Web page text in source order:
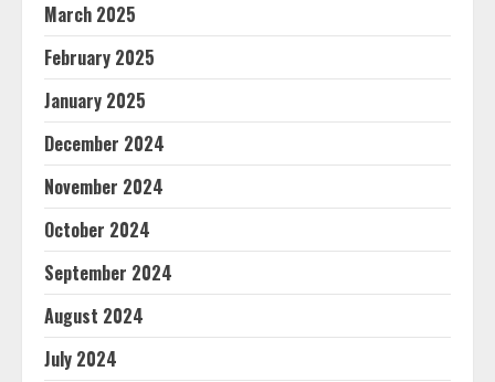
March 2025
February 2025
January 2025
December 2024
November 2024
October 2024
September 2024
August 2024
July 2024